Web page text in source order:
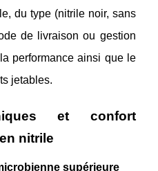
du type (nitrile noir, sans
de livraison ou gestion
performance ainsi que le
jetables.
et confort
nitrile
supérieure